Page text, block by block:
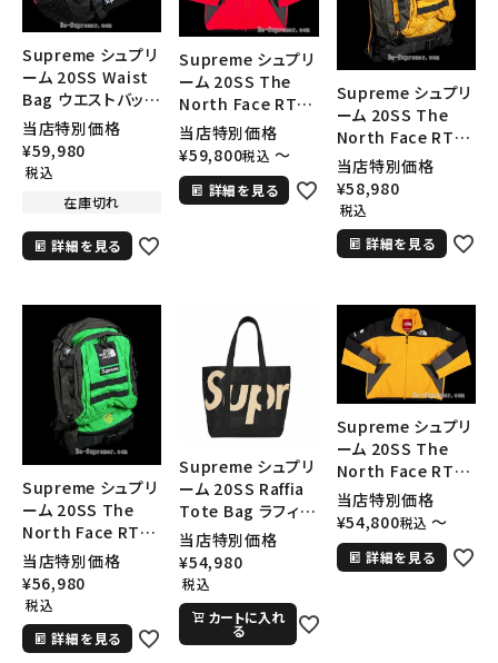
Supreme シュプリ
ーム 20SS Waist
Bag ウエストバッグ
ブラック
当店特別価格
¥59,980
税込
在庫切れ
詳細を見る
Supreme シュプリ
ーム 20SS The
North Face RTG
Fleece Jacket ノ
ースフェイスRTGフ
リースジャケット ブ
ライトレッド
当店特別価格
¥59,800税込 〜
詳細を見る
Supreme シュプリ
ーム 20SS The
North Face RTG
Backpack ノース
フェイスRTGバック
パック リュック ゴー
ルド
当店特別価格
¥58,980
税込
詳細を見る
Supreme シュプリ
ーム 20SS The
North Face RTG
Backpack ノース
フェイスRTGバック
パック リュック ブラ
イトグリーン
当店特別価格
¥56,980
税込
詳細を見る
Supreme シュプリ
ーム 20SS Raffia
Tote Bag ラフィア
トートバッグ ブラ
ック
当店特別価格
¥54,980
税込
カートに入れ
る
Supreme シュプリ
ーム 20SS The
North Face RTG
Fleece Jacket ノ
ースフェイスRTGフ
リースジャケット ゴ
ールド
当店特別価格
¥54,800税込 〜
詳細を見る